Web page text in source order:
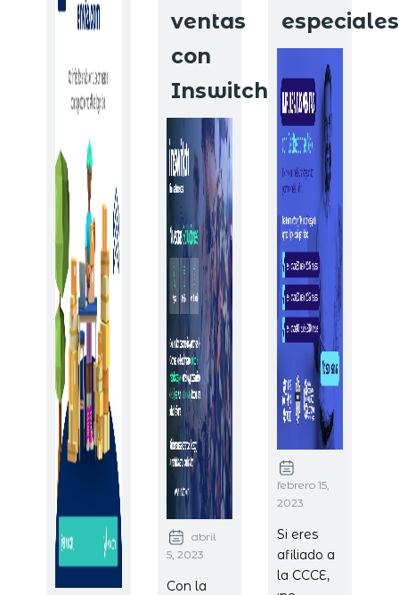
ventas
con
Inswitch
abril
5, 2023
Con la
especiales
febrero 15,
2023
Si eres
afiliado a
la CCCE,